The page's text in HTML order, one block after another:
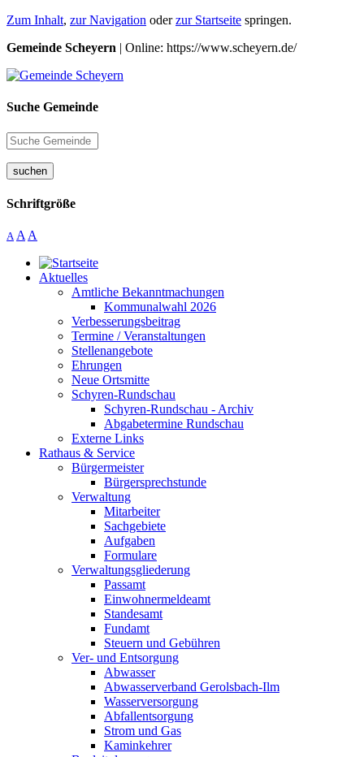
Zum Inhalt, zur Navigation oderzur Startseite springen.
Gemeinde Scheyern | Online: https://www.scheyern.de/
Suche Gemeinde
suchen
Schriftgröße
A A A
Aktuelles
Amtliche Bekanntmachungen
Kommunalwahl 2026
Verbesserungsbeitrag
Termine / Veranstaltungen
Stellenangebote
Ehrungen
Neue Ortsmitte
Schyren-Rundschau
Schyren-Rundschau - Archiv
Abgabetermine Rundschau
Externe Links
Rathaus & Service
Bürgermeister
Bürgersprechstunde
Verwaltung
Mitarbeiter
Sachgebiete
Aufgaben
Formulare
Verwaltungsgliederung
Passamt
Einwohnermeldeamt
Standesamt
Fundamt
Steuern und Gebühren
Ver- und Entsorgung
Abwasser
Abwasserverband Gerolsbach-Ilm
Wasserversorgung
Abfallentsorgung
Strom und Gas
Kaminkehrer